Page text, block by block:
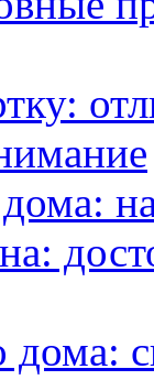
дома: